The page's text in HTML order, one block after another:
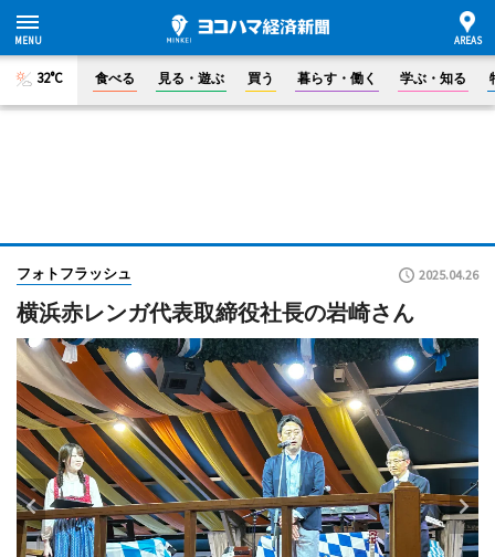
32°C 食べる 見る・遊ぶ 買う 暮らす・働く 学ぶ・知る
フォトフラッシュ 2025.04.26
横浜赤レンガ代表取締役社長の岩崎さん